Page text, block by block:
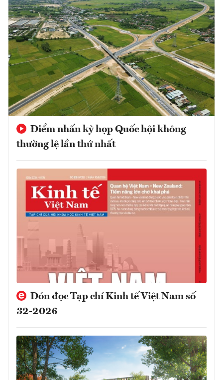
Điểm nhấn kỳ họp Quốc hội không
thường lệ lần thứ nhất
Đón đọc Tạp chí Kinh tế Việt Nam số
32-2026